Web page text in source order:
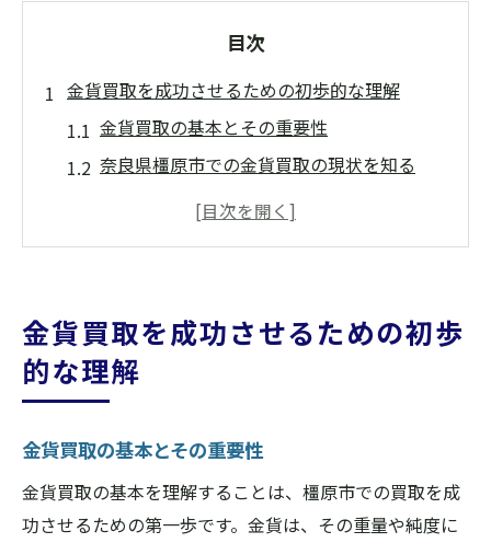
目次
金貨買取を成功させるための初歩的な理解
金貨買取の基本とその重要性
奈良県橿原市での金貨買取の現状を知る
金貨の種類とその価値の見極め方
金貨買取の初心者がよく犯すミスとその回
避法
橿原市での金貨買取業者選びで失敗しないコツ
業者選びで重要な口コミとレビューの活用
法
買取業者のサービス内容を比較する基準
金貨買取を成功させるための初歩
的な理解
金貨買取の基本とその重要性
金貨買取の基本を理解することは、橿原市での買取を成
功させるための第一歩です。金貨は、その重量や純度に